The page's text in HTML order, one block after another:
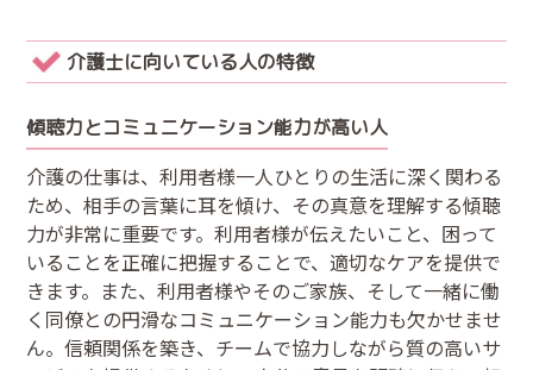
介護士に向いている人の特徴
傾聴力とコミュニケーション能力が高い人
介護の仕事は、利用者様一人ひとりの生活に深く関わる
ため、相手の言葉に耳を傾け、その真意を理解する傾聴
力が非常に重要です。利用者様が伝えたいこと、困って
いることを正確に把握することで、適切なケアを提供で
きます。また、利用者様やそのご家族、そして一緒に働
く同僚との円滑なコミュニケーション能力も欠かせませ
ん。信頼関係を築き、チームで協力しながら質の高いサ